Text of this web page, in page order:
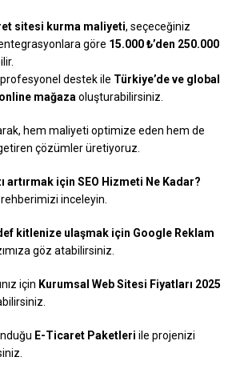
sitesi kurma maliyeti, seçeceğiniz
göre 15.000 ₺’den 250.000
destek ile Türkiye’de ve global
mağaza oluşturabilirsiniz.
hem maliyeti optimize eden hem de
çözümler üretiyoruz.
artırmak için SEO Hizmeti Ne Kadar?
rehberimizi inceleyin.
kitlenize ulaşmak için Google Reklam
göz atabilirsiniz.
için Kurumsal Web Sitesi Fiyatları 2025
E-Ticaret Paketleri ile projenizi